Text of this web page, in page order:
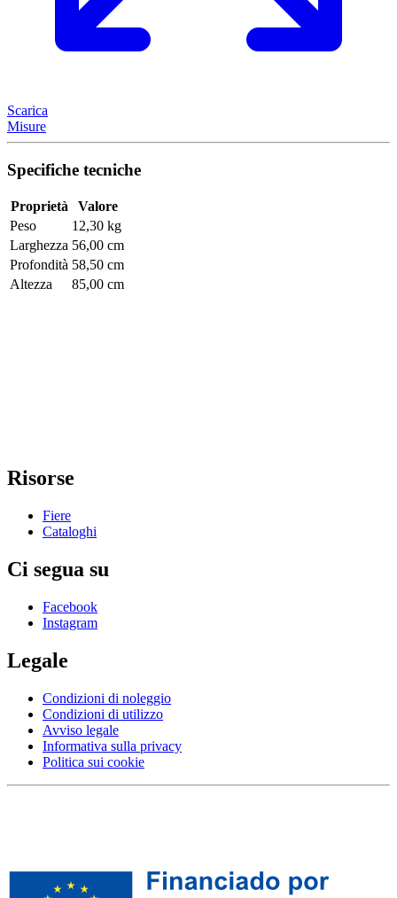
Scarica
Misure
Specifiche tecniche
Proprietà
Valore
Peso
12,30 kg
Larghezza 56,00 cm
Profondità 58,50 cm
Altezza
85,00 cm
Risorse
Fiere
Cataloghi
Ci segua su
Facebook
Instagram
Legale
Condizioni di noleggio
Condizioni di utilizzo
Avviso legale
Informativa sulla privacy
Politica sui cookie